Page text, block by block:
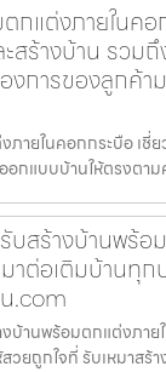
กแต่งภายในค
สร้างบ้าน รวม
งการของลูกค้า
ภายในคอกกระบือ เชี่
อกแบบบ้านให้ตรงตา
บสร้างบ้านพร้อ
ต่อเติมบ้านทุก
.com
งบ้านพร้อมตกแต่งภาย
วยถูกใจที่ รับเหมาสร้